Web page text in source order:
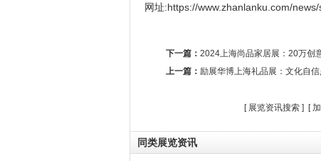
网址:https://www.zhanlanku.com/
下一篇： 2024上海尚品家居展：20万创
上一篇： 励展华博上海礼品展：文化自
[ 展览资讯搜索 ] [
同类展览资讯